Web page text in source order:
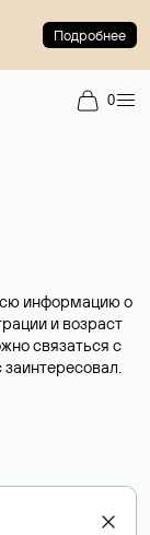
Подробнее
0
информацию о
и возраст
связаться с